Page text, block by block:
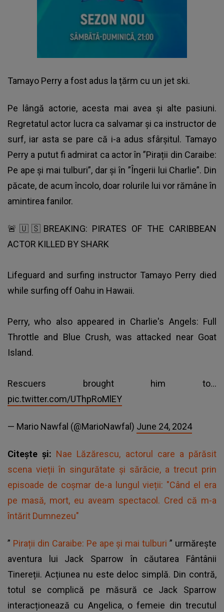
Tamayo Perry a fost adus la țărm cu un jet ski.
Pe lângă actorie, acesta mai avea și alte pasiuni.
Regretatul actor lucra ca salvamar și ca instructor de
surf, iar asta se pare că i-a adus sfârșitul. Tamayo
Perry a putut fi admirat ca actor în ”Pirații din Caraibe:
Pe ape și mai tulburi”, dar și în ”Îngerii lui Charlie”. Din
păcate, de acum încolo, doar rolurile lui vor rămâne în
amintirea fanilor.
🚨🇺🇸BREAKING: PIRATES OF THE CARIBBEAN
ACTOR KILLED BY SHARK
Lifeguard and surfing instructor Tamayo Perry died
while surfing off Oahu in Hawaii.
Perry, who also appeared in Charlie's Angels: Full
Throttle and Blue Crush, was attacked near Goat
Island.
Rescuers brought him to…
pic.twitter.com/UThpRoMlEY
— Mario Nawfal (@MarioNawfal) June 24, 2024
Citește și: Nae Lăzărescu, actorul care a părăsit
scena vieții în singurătate și sărăcie, a trecut prin
episoade de coșmar de-a lungul vieții: "Când el era
pe masă, mort, eu aveam spectacol. Cred că m-a
întărit Dumnezeu"
” Pirații din Caraibe: Pe ape și mai tulburi ” urmărește
aventura lui Jack Sparrow în căutarea Fântânii
Tinereții. Acțiunea nu este deloc simplă. Din contră,
totul se complică pe măsură ce Jack Sparrow
interacționează cu Angelica, o femeie din trecutul